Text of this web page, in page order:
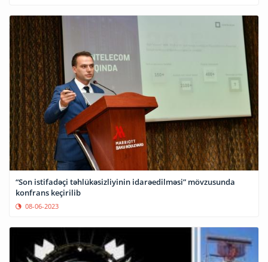
“Son istifadəçi təhlükəsizliyinin idarəedilməsi” mövzusunda
konfrans keçirilib
08-06-2023